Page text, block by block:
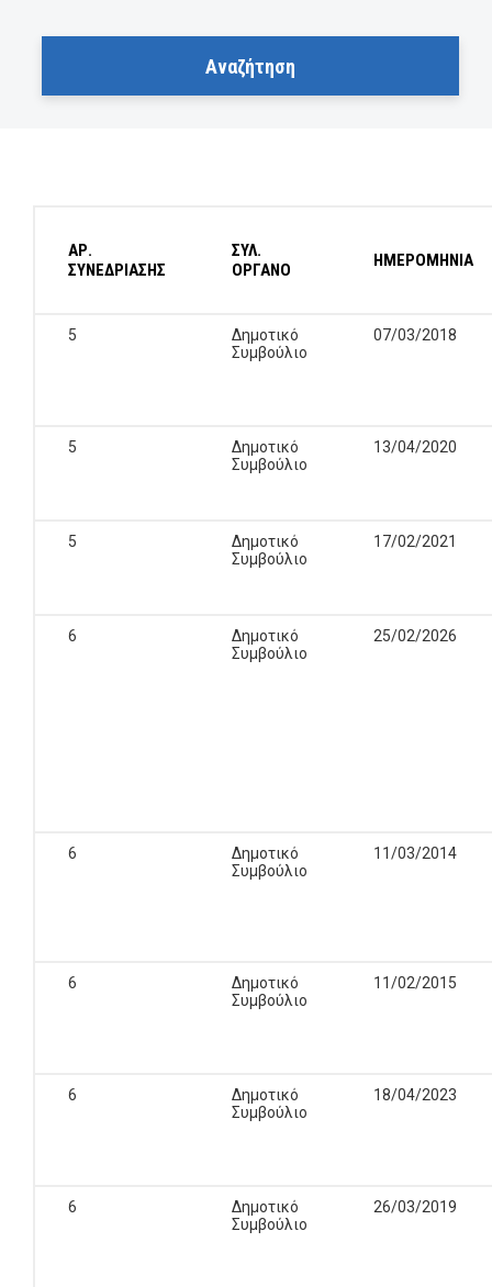
ΑΡ.
ΣΥΝΕΔΡΙΑΣΗΣ
ΣΥΛ.
ΟΡΓΑΝΟ
ΗΜΕΡΟΜΗΝΙΑ
5
Δημοτικό
Συμβούλιο
07/03/2018
5
Δημοτικό
Συμβούλιο
13/04/2020
5
Δημοτικό
Συμβούλιο
17/02/2021
6
Δημοτικό
Συμβούλιο
25/02/2026
6
Δημοτικό
Συμβούλιο
11/03/2014
6
Δημοτικό
Συμβούλιο
11/02/2015
6
Δημοτικό
Συμβούλιο
18/04/2023
6
Δημοτικό
Συμβούλιο
26/03/2019